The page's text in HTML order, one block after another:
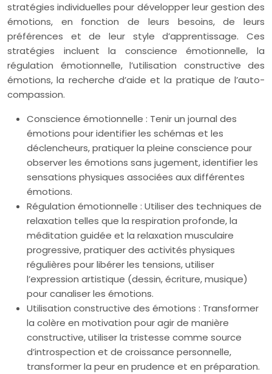
stratégies individuelles pour développer leur gestion des
émotions, en fonction de leurs besoins, de leurs
préférences et de leur style d’apprentissage. Ces
stratégies incluent la conscience émotionnelle, la
régulation émotionnelle, l’utilisation constructive des
émotions, la recherche d’aide et la pratique de l’auto-
compassion.
Conscience émotionnelle : Tenir un journal des
émotions pour identifier les schémas et les
déclencheurs, pratiquer la pleine conscience pour
observer les émotions sans jugement, identifier les
sensations physiques associées aux différentes
émotions.
Régulation émotionnelle : Utiliser des techniques de
relaxation telles que la respiration profonde, la
méditation guidée et la relaxation musculaire
progressive, pratiquer des activités physiques
régulières pour libérer les tensions, utiliser
l’expression artistique (dessin, écriture, musique)
pour canaliser les émotions.
Utilisation constructive des émotions : Transformer
la colère en motivation pour agir de manière
constructive, utiliser la tristesse comme source
d’introspection et de croissance personnelle,
transformer la peur en prudence et en préparation.